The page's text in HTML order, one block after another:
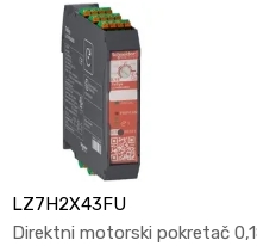
LZ7H2X43FU
Direktni motorski pokretač